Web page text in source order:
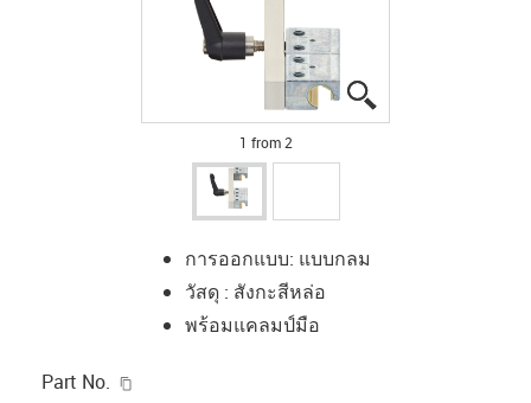
1 from 2
การออกแบบ: แบบกลม
วัสดุ : สังกะสีหล่อ
พร้อมแคลมป์มือ
Part No.